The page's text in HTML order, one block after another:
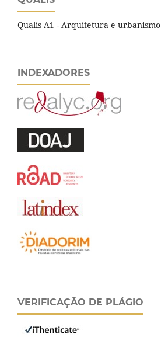
Qualis A1 - Arquitetura e urbanismo
INDEXADORES
VERIFICAÇÃO DE PLÁGIO